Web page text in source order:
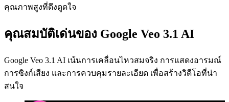
คุณภาพสูงที่ดึงดูดใจ
คุณสมบัติเด่นของ Google Veo 3.1 AI
Google Veo 3.1 AI เน้นการเคลื่อนไหวสมจริง การแสดงอารมณ์
การซิงก์เสียง และการควบคุมรายละเอียด เพื่อสร้างวิดีโอที่น่า
สนใจ